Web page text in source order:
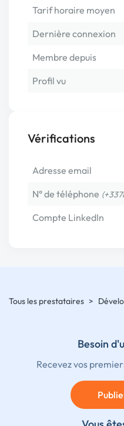
Tarif horaire moyen
Dernière connexion
Membre depuis
Profil vu
Vérifications
Adresse email
N° de téléphone
Compte LinkedIn
Tous les prestataires >
Besoin
Recevez vos